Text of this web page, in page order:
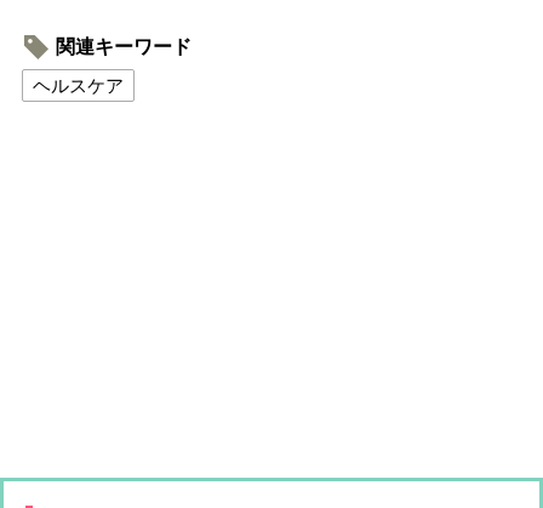
関連キーワード
ヘルスケア